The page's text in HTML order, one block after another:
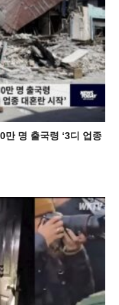
만 명 출국령 ‘3디 업종